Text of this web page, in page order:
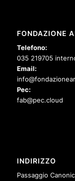
FONDAZIONE
Telefono:
035 219705
Email:
Pec:
fab@pec.cloud
INDIRIZZO
Passaggio